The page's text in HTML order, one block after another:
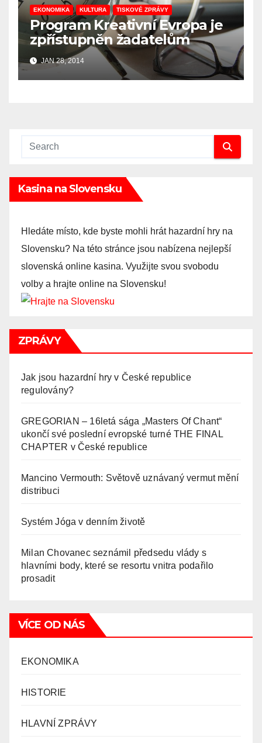
EKONOMIKA KULTURA TISKOVÉ ZPRÁVY
Program Kreativní Evropa je
zpřístupněn žadatelům
JAN 28, 2014
Kasina na Slovensku
Hledáte místo, kde byste mohli hrát hazardní hry na
Slovensku? Na této stránce jsou nabízena nejlepší
slovenská online kasina. Využijte svou svobodu
volby a hrajte online na Slovensku!
ZPRÁVY
Jak jsou hazardní hry v České republice
regulovány?
GREGORIAN – 16letá sága „Masters Of Chant“
ukončí své poslední evropské turné THE FINAL
CHAPTER v České republice
Mancino Vermouth: Světově uznávaný vermut mění
distribuci
Systém Jóga v denním životě
Milan Chovanec seznámil předsedu vlády s
hlavními body, které se resortu vnitra podařilo
prosadit
VÍCE OD NÁS
EKONOMIKA
HISTORIE
HLAVNÍ ZPRÁVY